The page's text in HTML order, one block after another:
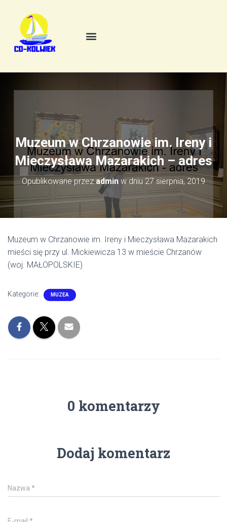
Muzeum w Chrzanowie im. Ireny i
Mieczysława Mazarakich – adres
Opublikowane przezadmin w dniu 27 sierpnia, 2019
Muzeum w Chrzanowie im. Ireny i Mieczysława Mazarakich
mieści się przy ul. Mickiewicza 13 w mieście Chrzanów
(woj. MAŁOPOLSKIE)
Kategorie: MUZEA
0 komentarzy
Dodaj komentarz
Nazwa *